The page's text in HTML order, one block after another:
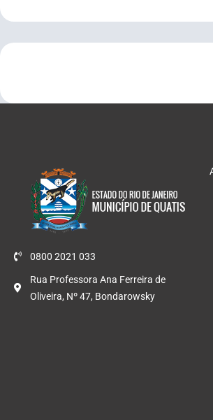
0800 2021 033
Rua Professora Ana Ferreira de
Oliveira, Nº 47, Bondarowsky